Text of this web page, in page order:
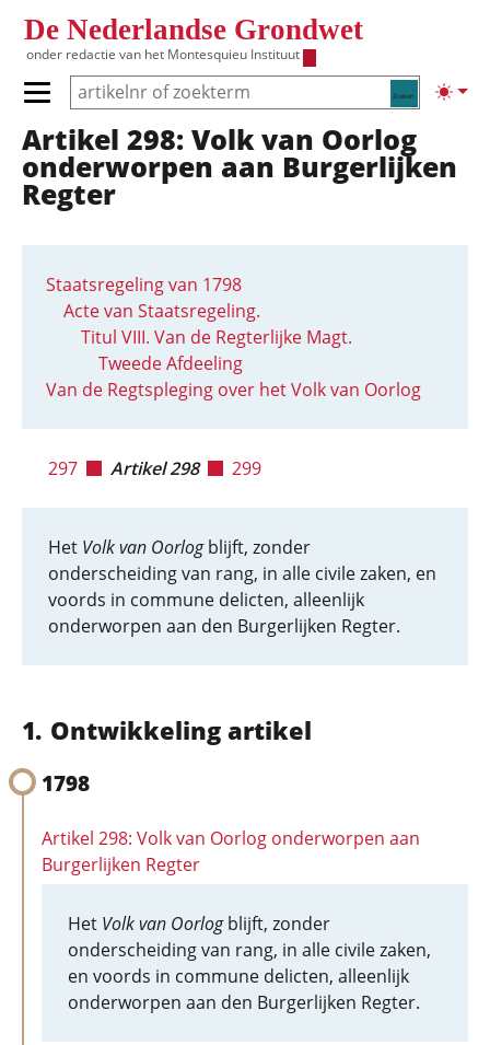
De Nederlandse Grondwet
onder redactie van het Montesquieu Instituut
Zoeken
Primair menu tonen/verbergen
Hoofdnavigatie
Artikel 298: Volk van Oorlog
onderworpen aan Burgerlijken
Regter
Staatsregeling van 1798
Acte van Staatsregeling.
Titul VIII. Van de Regterlijke Magt.
Tweede Afdeeling
Van de Regtspleging over het Volk van Oorlog
297 Artikel 298 299
Het Volk van Oorlogblijft, zonder
onderscheiding van rang, in alle civile zaken, en
voords in commune delicten, alleenlijk
onderworpen aan den Burgerlijken Regter.
Ontwikkeling artikel
1798
Artikel 298: Volk van Oorlog onderworpen aan
Burgerlijken Regter
Het Volk van Oorlogblijft, zonder
onderscheiding van rang, in alle civile zaken,
en voords in commune delicten, alleenlijk
onderworpen aan den Burgerlijken Regter.